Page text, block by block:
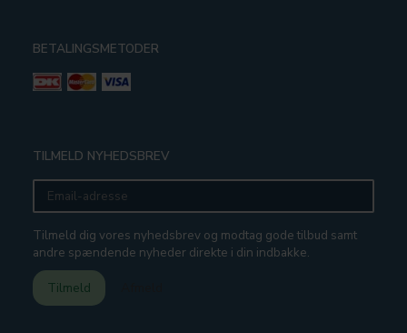
BETALINGSMETODER
TILMELD NYHEDSBREV
Email-
adresse
Tilmeld dig vores nyhedsbrev og modtag gode tilbud samt
andre spændende nyheder direkte i din indbakke.
Tilmeld